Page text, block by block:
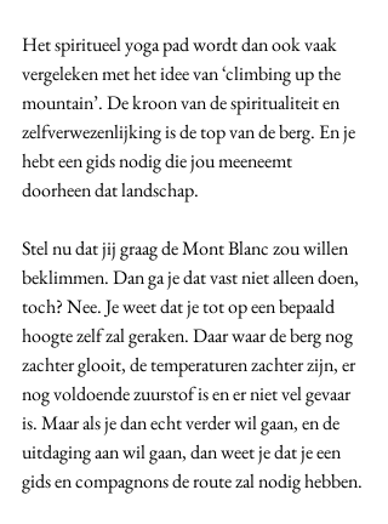
Het spiritueel yoga pad wordt dan ook vaak
vergeleken met het idee van ‘climbing up the
mountain’. De kroon van de spiritualiteit en
zelfverwezenlijking is de top van de berg. En je
hebt een gids nodig die jou meeneemt
doorheen dat landschap.
Stel nu dat jij graag de Mont Blanc zou willen
beklimmen. Dan ga je dat vast niet alleen doen,
toch? Nee. Je weet dat je tot op een bepaald
hoogte zelf zal geraken. Daar waar de berg nog
zachter glooit, de temperaturen zachter zijn, er
nog voldoende zuurstof is en er niet vel gevaar
is. Maar als je dan echt verder wil gaan, en de
uitdaging aan wil gaan, dan weet je dat je een
gids en compagnons de route zal nodig hebben.